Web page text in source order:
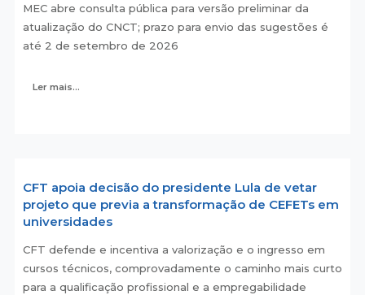
MEC abre consulta pública para versão preliminar da
atualização do CNCT; prazo para envio das sugestões é
até 2 de setembro de 2026
Ler mais...
CFT apoia decisão do presidente Lula de vetar
projeto que previa a transformação de CEFETs em
universidades
CFT defende e incentiva a valorização e o ingresso em
cursos técnicos, comprovadamente o caminho mais curto
para a qualificação profissional e a empregabilidade